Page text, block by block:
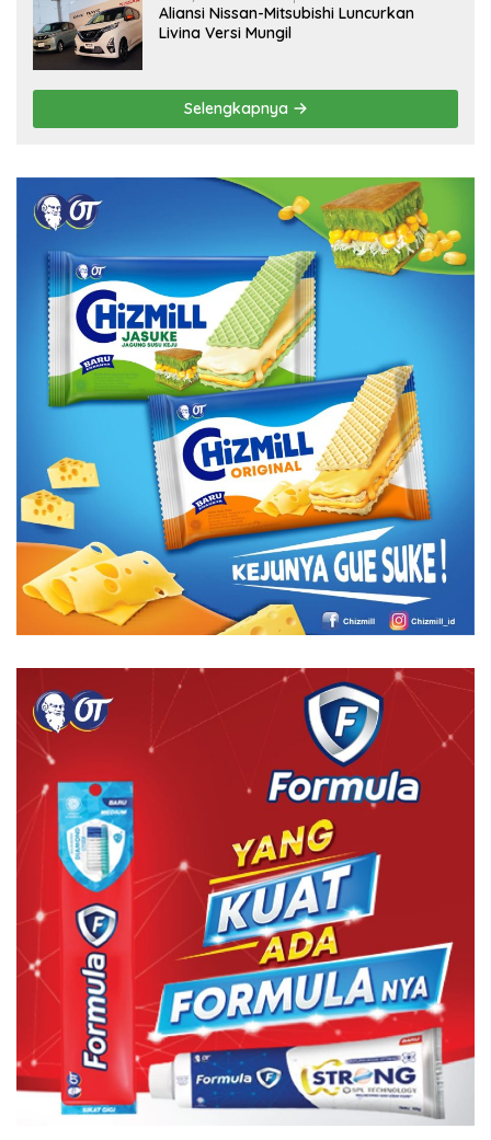
Aliansi Nissan-Mitsubishi Luncurkan
Livina Versi Mungil
Selengkapnya